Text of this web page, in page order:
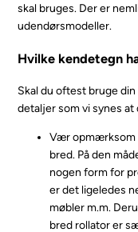
skal bruges. Der er
udendørsmodeller.
Hvilke kendetegn
Skal du oftest bruge
detaljer som vi synes
Vær opmærksom
bred. På den
nogen form for
er det ligeledes
møbler m.m.
bred rollator er